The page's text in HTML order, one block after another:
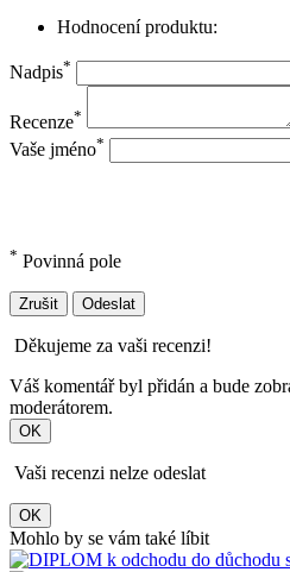
Hodnocení produktu:
Nadpis*
Recenze*
Vaše jméno*
* Povinná pole
Zrušit Odeslat
Děkujeme za vaši recenzi!
Váš komentář byl přidán a bude
moderátorem.
OK
Vaši recenzi nelze odeslat
OK
Mohlo by se vám také líbit